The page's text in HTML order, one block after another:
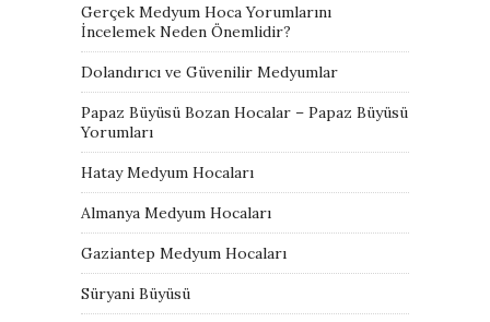
Gerçek Medyum Hoca Yorumlarını
İncelemek Neden Önemlidir?
Dolandırıcı ve Güvenilir Medyumlar
Papaz Büyüsü Bozan Hocalar – Papaz Büyüsü
Yorumları
Hatay Medyum Hocaları
Almanya Medyum Hocaları
Gaziantep Medyum Hocaları
Süryani Büyüsü